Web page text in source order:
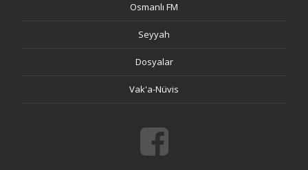
Osmanlı FM
Seyyah
Dosyalar
Vak'a-Nüvis